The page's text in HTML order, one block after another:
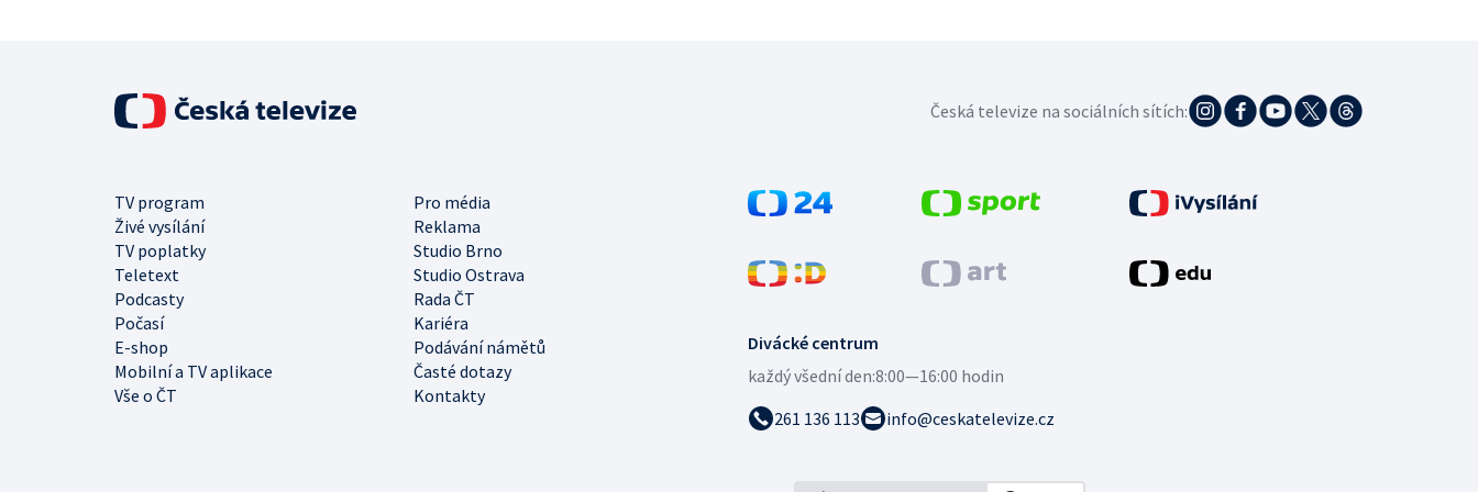
Divácké centrum
každý všední den:8:00—16:00 hodin
261 136 113
info@ceskatelevize.cz
TV program
Pro média
Živé vysílání
Reklama
TV poplatky
Studio Brno
Teletext
Studio Ostrava
Podcasty
Rada ČT
Počasí
Kariéra
E-shop
Podávání námětů
Mobilní a TV aplikace
Časté dotazy
Vše o ČT
Kontakty
Česká televize na sociálních sítích: